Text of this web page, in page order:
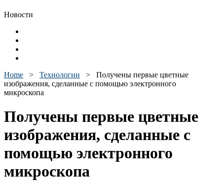
Новости
Home > Технологии > Получены первые цветные
изображения, сделанные с помощью электронного
микроскопа
Получены первые цветные
изображения, сделанные с
помощью электронного
микроскопа